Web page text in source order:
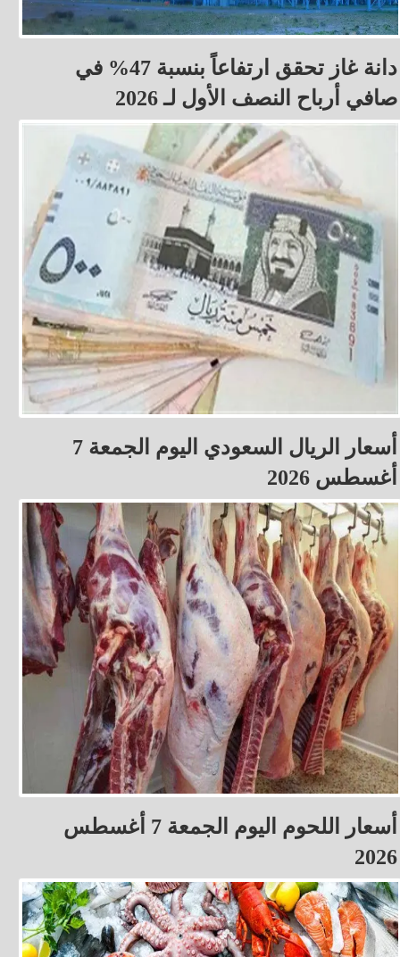
دانة غاز تحقق ارتفاعاً بنسبة 47% في
صافي أرباح النصف الأول لـ 2026
أسعار الريال السعودي اليوم الجمعة 7
أغسطس 2026
أسعار اللحوم اليوم الجمعة 7 أغسطس
2026